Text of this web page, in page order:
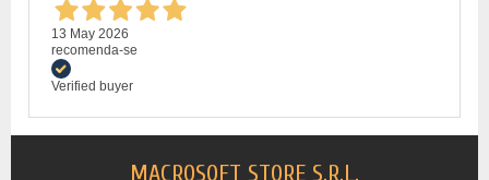
13 May 2026
recomenda-se
Verified buyer
MACROSOFT STORE S.R.L.